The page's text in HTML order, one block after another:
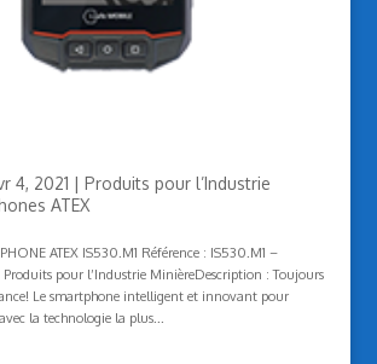
4, 2021 | Produits pour l’Industrie
ATEX
ATEX IS530.M1 Référence : IS530.M1 –
Produits pour l’Industrie MinièreDescription : Toujours
Le smartphone intelligent et innovant pour
la technologie la plus...